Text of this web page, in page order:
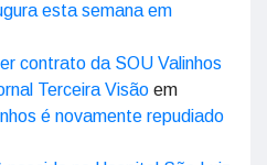
esta semana em
contrato da SOU Valinhos
Terceira Visão em
é novamente repudiado